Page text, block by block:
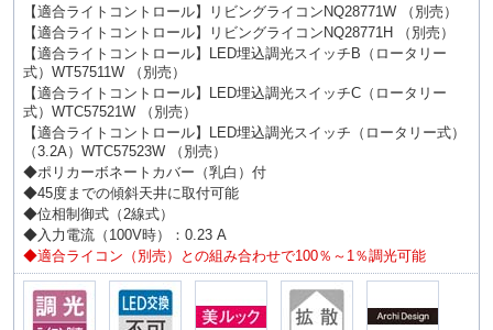
【適合ライトコントロール】リビングライコンNQ28771W （別売）
【適合ライトコントロール】リビングライコンNQ28771H （別売）
【適合ライトコントロール】LED埋込調光スイッチB（ロータリー
式）WT57511W （別売）
【適合ライトコントロール】LED埋込調光スイッチC（ロータリー
式）WTC57521W （別売）
【適合ライトコントロール】LED埋込調光スイッチ（ロータリー式）
（3.2A）WTC57523W （別売）
◆ポリカーボネートカバー（乳白）付
◆45度までの傾斜天井に取付可能
◆位相制御式（2線式）
◆入力電流（100V時）：0.23 A
◆適合ライコン（別売）との組み合わせで100％～1％調光可能